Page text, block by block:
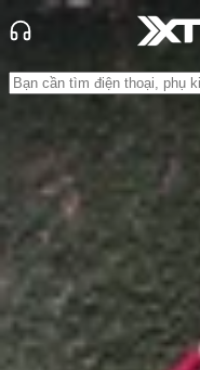
Tin tức
App - Game
Tin Mới
Đánh Giá -
mãiThủ thuật Hỏi đáp
hàng - Sự kiện
Top 10 phần
phí và dễ sử